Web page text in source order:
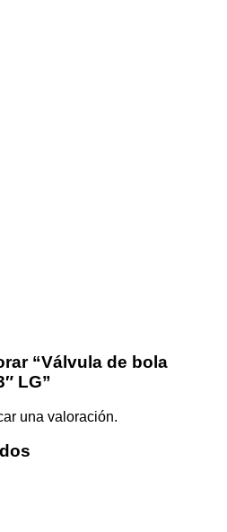
“Válvula de bola
LG”
una valoración.